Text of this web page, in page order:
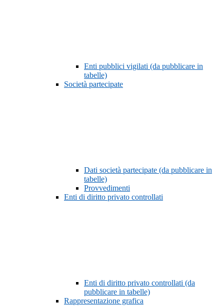
Enti pubblici vigilati (da pubblicare in
tabelle)
Società partecipate
Dati società partecipate (da pubblicare in
tabelle)
Provvedimenti
Enti di diritto privato controllati
Enti di diritto privato controllati (da
pubblicare in tabelle)
Rappresentazione grafica